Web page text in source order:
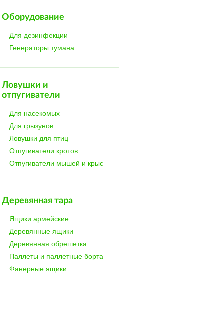
Оборудование
Для дезинфекции
Генераторы тумана
Ловушки и
отпугиватели
Для насекомых
Для грызунов
Ловушки для птиц
Отпугиватели кротов
Отпугиватели мышей и крыс
Деревянная тара
Ящики армейские
Деревянные ящики
Деревянная обрешетка
Паллеты и паллетные борта
Фанерные ящики